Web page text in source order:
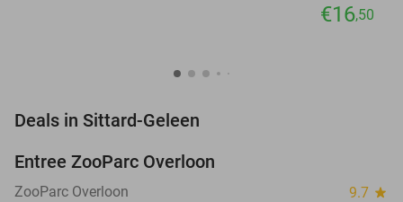
€16,50
Deals in Sittard-Geleen
TODAY
Entree ZooParc Overloon
ZooParc Overloon 9.7 star